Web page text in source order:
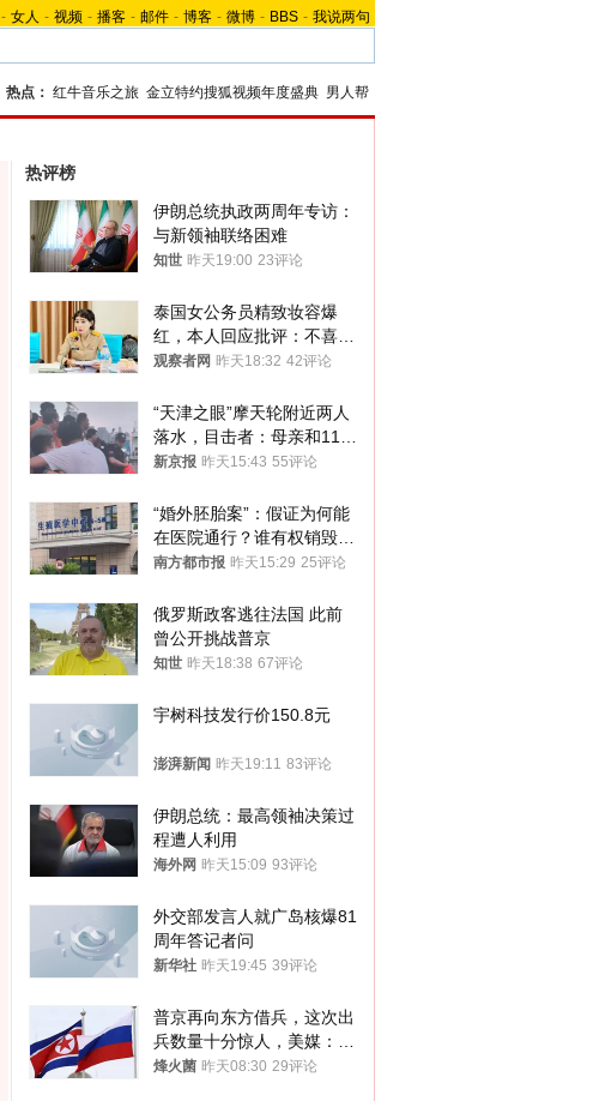
- 女人 - 视频 - 播客 - 邮件 - 博客 - 微博 - BBS - 我说两句
热点： 红牛音乐之旅 金立特约搜狐视频年度盛典 男人帮
热评榜
伊朗总统执政两周年专访：
与新领袖联络困难
知世 昨天19:00 23评论
泰国女公务员精致妆容爆
红，本人回应批评：不喜欢
就别看
观察者网 昨天18:32 42评论
“天津之眼”摩天轮附近两人
落水，目击者：母亲和11岁
儿子先后被打捞上岸
新京报 昨天15:43 55评论
“婚外胚胎案”：假证为何能
在医院通行？谁有权销毁胚
胎？
南方都市报 昨天15:29 25评论
俄罗斯政客逃往法国 此前
曾公开挑战普京
知世 昨天18:38 67评论
宇树科技发行价150.8元
澎湃新闻 昨天19:11 83评论
伊朗总统：最高领袖决策过
程遭人利用
海外网 昨天15:09 93评论
外交部发言人就广岛核爆81
周年答记者问
新华社 昨天19:45 39评论
普京再向东方借兵，这次出
兵数量十分惊人，美媒：俄
朝要动真格？
烽火菌 昨天08:30 29评论